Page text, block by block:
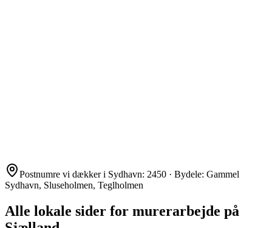
Postnumre vi dækker i Sydhavn: 2450 · Bydele: Gammel
Sydhavn, Sluseholmen, Teglholmen
Alle lokale sider for murerarbejde på